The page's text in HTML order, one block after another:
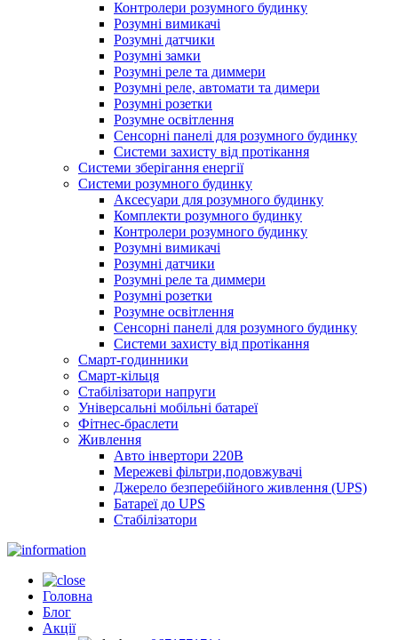
Контролери розумного будинку
Розумні вимикачі
Розумні датчики
Розумні замки
Розумні реле та диммери
Розумні реле, автомати та димери
Розумні розетки
Розумне освітлення
Сенсорні панелі для розумного будинку
Системи захисту від протікання
Системи зберігання енергії
Системи розумного будинку
Аксесуари для розумного будинку
Комплекти розумного будинку
Контролери розумного будинку
Розумні вимикачі
Розумні датчики
Розумні реле та диммери
Розумні розетки
Розумне освітлення
Сенсорні панелі для розумного будинку
Системи захисту від протікання
Смарт-годинники
Смарт-кільця
Стабілізатори напруги
Універсальні мобільні батареї
Фітнес-браслети
Живлення
Авто інвертори 220В
Мережеві фільтри,подовжувачі
Джерело безперебійного живлення (UPS)
Батареї до UPS
Стабілізатори
Головна
Блог
Акції